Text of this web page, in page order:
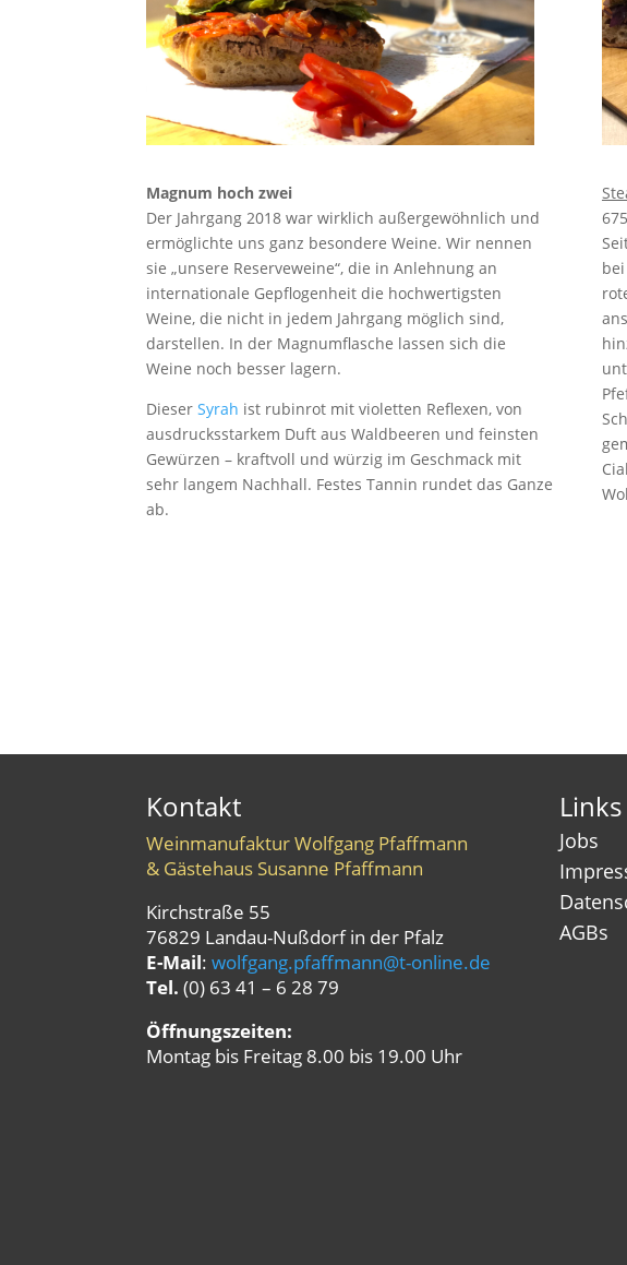
Magnum hoch zwei
Der Jahrgang 2018 war wirklich außergewöhnlich und
ermöglichte uns ganz besondere Weine. Wir nennen
sie „unsere Reserveweine“, die in Anlehnung an
internationale Gepflogenheit die hochwertigsten
Weine, die nicht in jedem Jahrgang möglich sind,
darstellen. In der Magnumflasche lassen sich die
Weine noch besser lagern.
DieserSyrah ist rubinrot mit violetten Reflexen, von
ausdrucksstarkem Duft aus Waldbeeren und feinsten
Gewürzen – kraftvoll und würzig im Geschmack mit
sehr langem Nachhall. Festes Tannin rundet das Ganze
ab.
Kontakt
Weinmanufaktur Wolfgang Pfaffmann
& Gästehaus Susanne Pfaffmann
Kirchstraße 55
76829 Landau-Nußdorf in der Pfalz
E-Mail:wolfgang.pfaffmann@t-online.de
Tel. (0) 63 41 – 6 28 79
Öffnungszeiten:
Montag bis Freitag 8.00 bis 19.00 Uhr
Links
Jobs
AGBs